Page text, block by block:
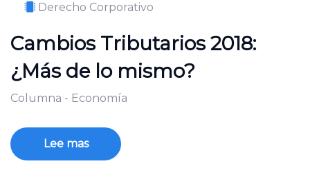
Derecho Corporativo
Cambios Tributarios 2018:
¿Más de lo mismo?
Columna - Economía
Lee mas